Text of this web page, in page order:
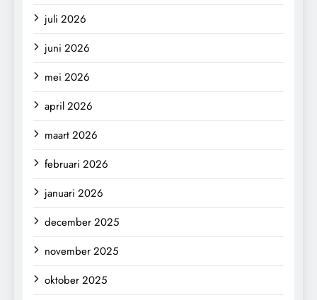
juli 2026
juni 2026
mei 2026
april 2026
maart 2026
februari 2026
januari 2026
december 2025
november 2025
oktober 2025